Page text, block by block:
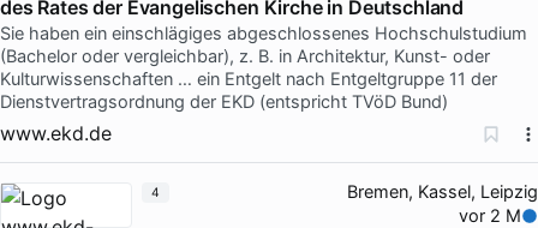
des Rates der Evangelischen Kirche in Deutschland
Sie haben ein einschlägiges abgeschlossenes Hochschulstudium
(Bachelor oder vergleichbar), z. B. in Architektur, Kunst- oder
Kulturwissenschaften … ein Entgelt nach Entgeltgruppe 11 der
Dienstvertragsordnung der EKD (entspricht TVöD Bund)
www.ekd.de
Bremen, Kassel, Leipzig
vor 2 M
4